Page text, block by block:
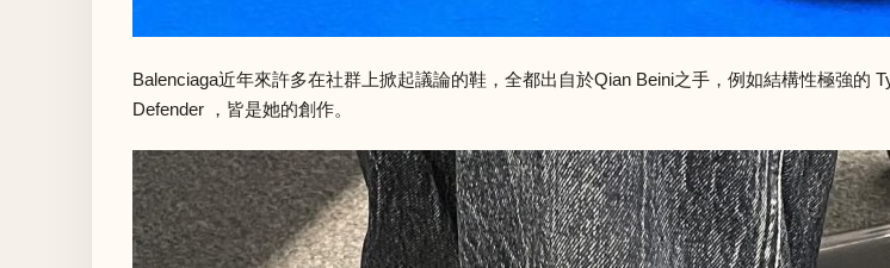
Balenciaga近年來許多在社群上掀起議論的鞋，全都出自於Qian Beini之手，例如結構性極強的
Defender ，皆是她的創作。